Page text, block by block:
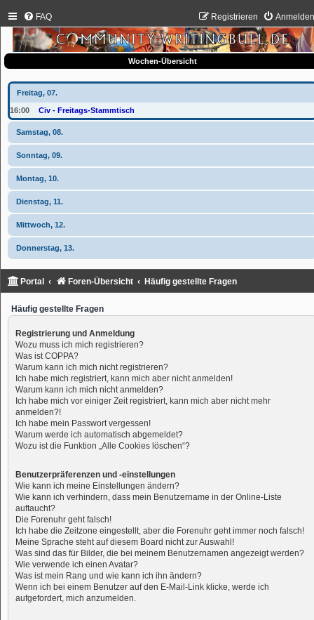
FAQ Registrieren
Wochen-Übersicht
Freitag, 07.
16:00 Civ - Freitags-Stammtisch
Samstag, 08.
Sonntag, 09.
Montag, 10.
Dienstag, 11.
Mittwoch, 12.
Donnerstag, 13.
Portal Foren-Übersicht Häufig gestellte Fragen
Häufig gestellte Fragen
Registrierung und Anmeldung
Wozu muss ich mich registrieren?
Was ist COPPA?
Warum kann ich mich nicht registrieren?
Ich habe mich registriert, kann mich aber nicht anmelden!
Warum kann ich mich nicht anmelden?
Ich habe mich vor einiger Zeit registriert, kann mich aber nicht mehr
anmelden?!
Ich habe mein Passwort vergessen!
Warum werde ich automatisch abgemeldet?
Wozu ist die Funktion „Alle Cookies löschen“?
Benutzerpräferenzen und -einstellungen
Wie kann ich meine Einstellungen ändern?
Wie kann ich verhindern, dass mein Benutzername in der Online-Liste
auftaucht?
Die Forenuhr geht falsch!
Ich habe die Zeitzone eingestellt, aber die Forenuhr geht immer noch falsch!
Meine Sprache steht auf diesem Board nicht zur Auswahl!
Was sind das für Bilder, die bei meinem Benutzernamen angezeigt werden?
Wie verwende ich einen Avatar?
Was ist mein Rang und wie kann ich ihn ändern?
Wenn ich bei einem Benutzer auf den E-Mail-Link klicke, werde ich
aufgefordert, mich anzumelden.